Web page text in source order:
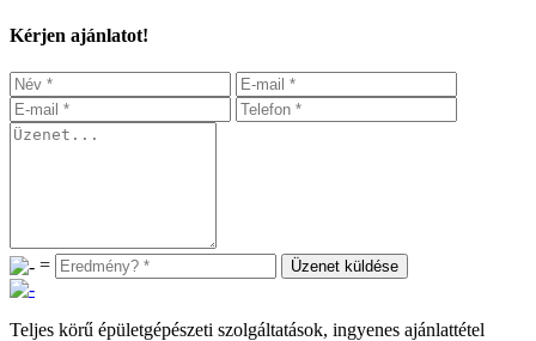
Kérjen ajánlatot!
=
Teljes körű épületgépészeti szolgáltatások, ingyenes ajánlattétel